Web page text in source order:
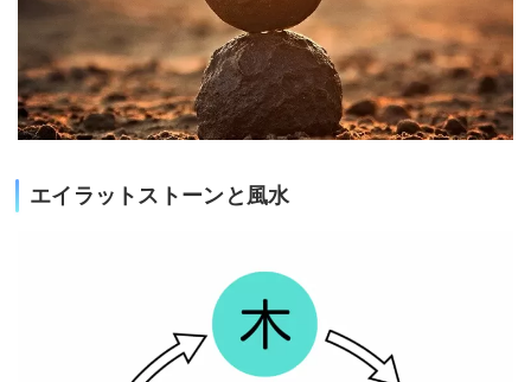
エイラットストーンと風水